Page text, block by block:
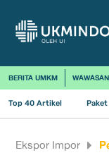
BERITA UMKM
Top 40 Artikel
Ekspor Impor